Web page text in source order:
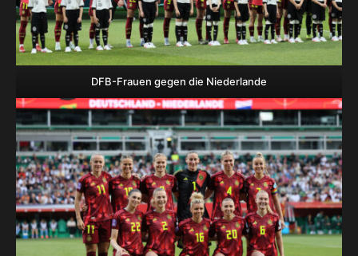
DFB-Frauen gegen die Niederlande